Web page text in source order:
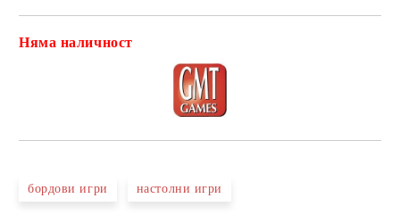
Няма наличност
бордови игри настолни игри